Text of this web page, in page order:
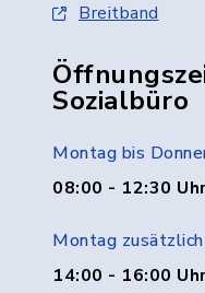
Breitband
Sozialbüro
Montag bis
08:00 - 12:30
Montag zusätzlich
14:00 - 16:00